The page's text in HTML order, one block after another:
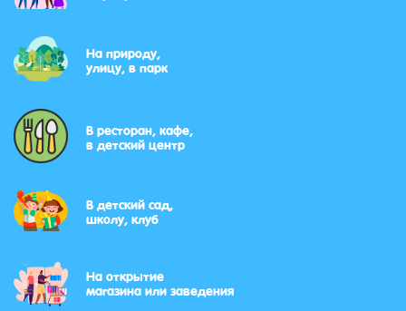
На природу,
улицу, в парк
В ресторан, кафе,
в детский центр
В детский сад,
школу, клуб
На открытие
магазина или заведения